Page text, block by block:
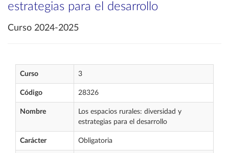
estrategias para el desarrollo
Curso 2024-2025
Curso 3
Código 28326
Nombre
Los espacios rurales: diversidad y
estrategias para el desarrollo
Carácter Obligatoria